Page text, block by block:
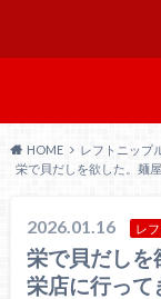
HOME
レフトニップ
栄で貝だしを欲した。麺
2026.01.16 レ
栄で貝だしを
栄店に行って